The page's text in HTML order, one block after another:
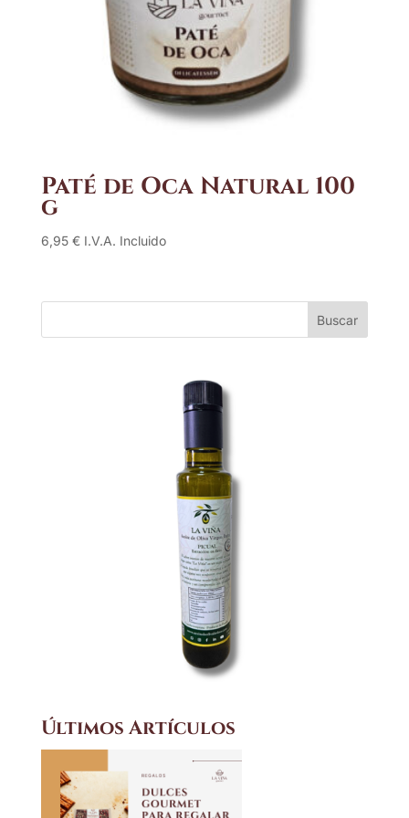
Paté de Oca Natural 100
g
6,95 € I.V.A. Incluido
Buscar
Últimos Artículos